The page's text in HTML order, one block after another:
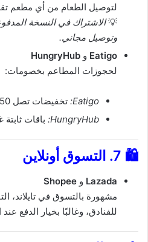
لتوصيل الطعام من أي مطعم
💡الاشتراك في النسخة
وتوصيل مجاني.
Eatigo و HungryHub
لحجوزات المطاعم بخصومات:
Eatigo: تخفيضات تصل 50% في أوقات غير الذروة.
HungryHub: باقات ثابتة
🛍️ 7. التسوق أونلاين
Lazada و Shopee
مشهورة بالتسوق في تايلاند،
للفنادق، وغالبًا بخيار الدفع عند